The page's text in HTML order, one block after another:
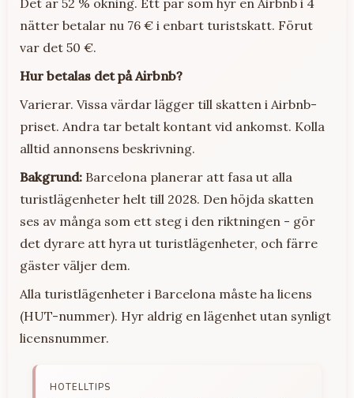
Det är 52 % ökning. Ett par som hyr en Airbnb i 4
nätter betalar nu 76 € i enbart turistskatt. Förut
var det 50 €.
Hur betalas det på Airbnb?
Varierar. Vissa värdar lägger till skatten i Airbnb-
priset. Andra tar betalt kontant vid ankomst. Kolla
alltid annonsens beskrivning.
Bakgrund: Barcelona planerar att fasa ut alla
turistlägenheter helt till 2028. Den höjda skatten
ses av många som ett steg i den riktningen - gör
det dyrare att hyra ut turistlägenheter, och färre
gäster väljer dem.
Alla turistlägenheter i Barcelona måste ha licens
(HUT-nummer). Hyr aldrig en lägenhet utan synligt
licensnummer.
HOTELLTIPS